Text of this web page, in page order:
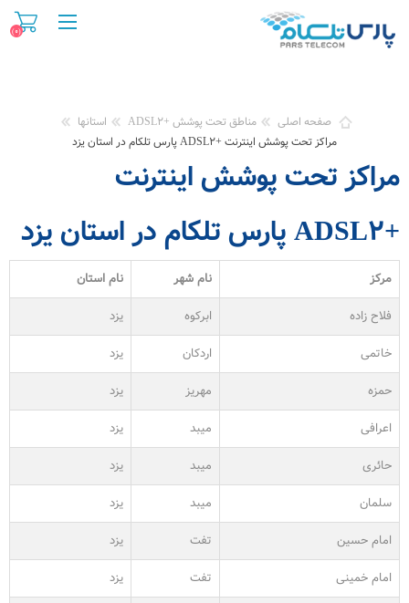
(۰)
صفحه اصلی مناطق تحت پوشش +ADSL۲
استانها
مراکز تحت پوشش اینترنت +ADSL۲ پارس تلکام در استان یزد
مراکز تحت پوشش اینترنت
+ADSL۲ پارس تلکام در استان یزد
مرکز نام شهر
نام استان
فلاح زاده
ابرکوه
یزد
خاتمی
اردکان
یزد
حمزه
مهریز
یزد
اعرافی
میبد
یزد
حائری
میبد
یزد
سلمان
میبد
یزد
امام حسین
تفت
یزد
امام خمینی
تفت
یزد